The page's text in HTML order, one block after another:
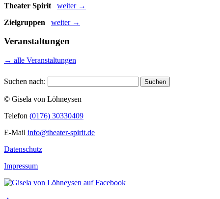
Theater Spirit
weiter →
Zielgruppen
weiter →
Veranstaltungen
→ alle Veranstaltungen
Suchen nach:
© Gisela von Löhneysen
Telefon (0176) 30330409
E-Mail info@theater-spirit.de
Datenschutz
Impressum